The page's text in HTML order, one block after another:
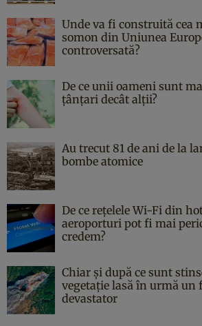
Unde va fi construită cea
somon din Uniunea
controversată?
De ce unii oameni sunt
țânțari decât alții?
Au trecut 81 de ani de la
bombe atomice
De ce rețelele Wi-Fi din
aeroporturi pot fi mai
credem?
Chiar și după ce sunt
vegetație lasă în urmă un
devastator